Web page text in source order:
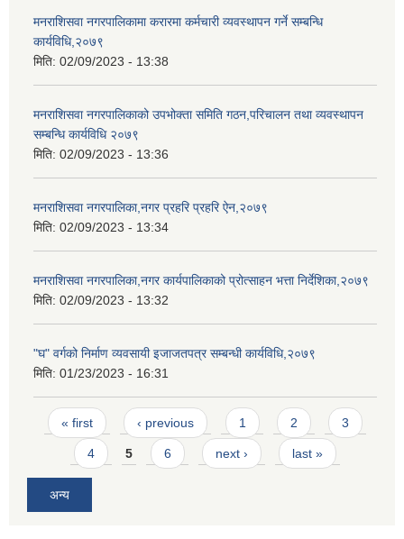
मनराशिसवा नगरपालिकामा करारमा कर्मचारी व्यवस्थापन गर्ने सम्बन्धि
कार्यविधि,२०७९
मिति: 02/09/2023 - 13:38
मनराशिसवा नगरपालिकाको उपभोक्ता समिति गठन,परिचालन तथा व्यवस्थापन
सम्बन्धि कार्यविधि २०७९
मिति: 02/09/2023 - 13:36
मनराशिसवा नगरपालिका,नगर प्रहरि प्रहरि ऐन,२०७९
मिति: 02/09/2023 - 13:34
मनराशिसवा नगरपालिका,नगर कार्यपालिकाको प्रोत्साहन भत्ता निर्देशिका,२०७९
मिति: 02/09/2023 - 13:32
"घ" वर्गको निर्माण व्यवसायी इजाजतपत्र सम्बन्धी कार्यविधि,२०७९
मिति: 01/23/2023 - 16:31
Pages
« first ‹ previous 1 2 3
4 5 6 next › last »
अन्य